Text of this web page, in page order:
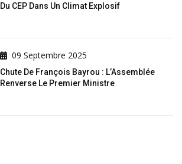
Du CEP Dans Un Climat Explosif
09 Septembre 2025
Chute De François Bayrou : L’Assemblée
Renverse Le Premier Ministre